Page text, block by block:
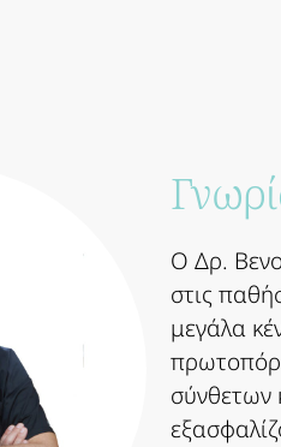
Ο Δρ.
στις
μεγάλα
σύνθετων